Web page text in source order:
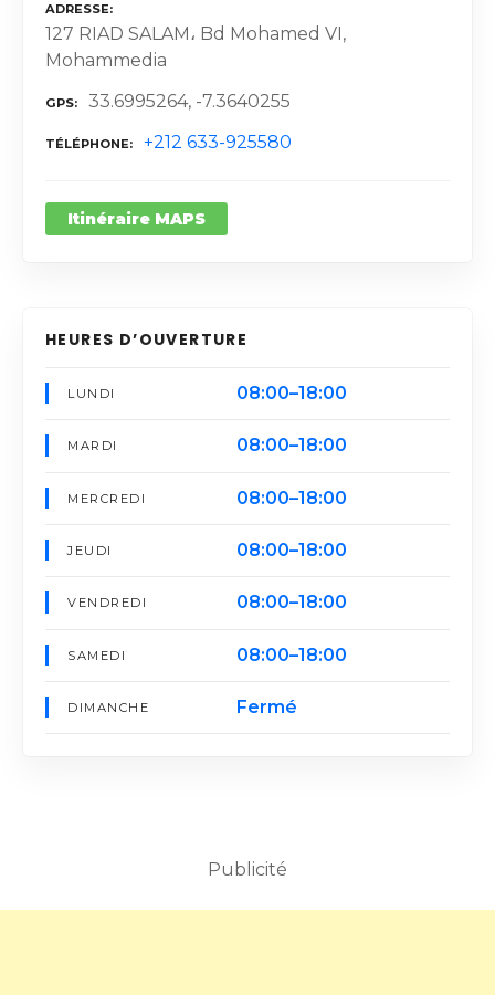
ADRESSE
127 RIAD SALAM، Bd Mohamed VI,
Mohammedia
GPS 33.6995264, -7.3640255
TÉLÉPHONE +212 633-925580
Itinéraire MAPS
HEURES D’OUVERTURE
LUNDI 08:00–18:00
MARDI 08:00–18:00
MERCREDI 08:00–18:00
JEUDI 08:00–18:00
VENDREDI 08:00–18:00
SAMEDI 08:00–18:00
DIMANCHE Fermé
Publicité